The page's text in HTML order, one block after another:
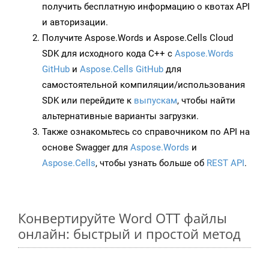
получить бесплатную информацию о квотах API
и авторизации.
Получите Aspose.Words и Aspose.Cells Cloud
SDK для исходного кода C++ с Aspose.Words
GitHub и Aspose.Cells GitHub для
самостоятельной компиляции/использования
SDK или перейдите к выпускам, чтобы найти
альтернативные варианты загрузки.
Также ознакомьтесь со справочником по API на
основе Swagger для Aspose.Words и
Aspose.Cells, чтобы узнать больше об REST API.
Конвертируйте Word OTT файлы
онлайн: быстрый и простой метод